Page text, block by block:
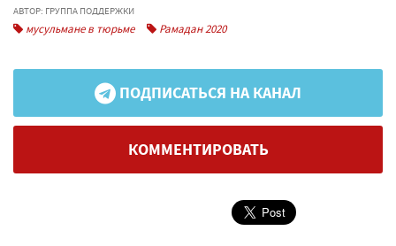
АВТОР: ГРУППА ПОДДЕРЖКИ
мусульмане в тюрьме Рамадан 2020
ПОДПИСАТЬСЯ НА КАНАЛ
КОММЕНТИРОВАТЬ